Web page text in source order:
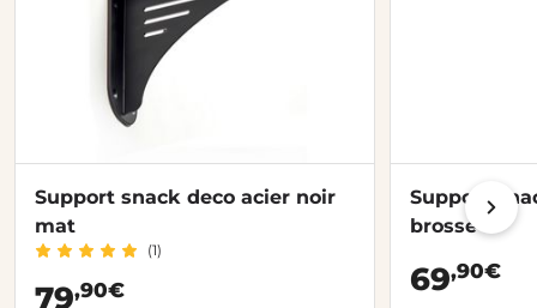
Support snack deco acier noir
mat
(1)
79,90€
Support
brossé
69,90€